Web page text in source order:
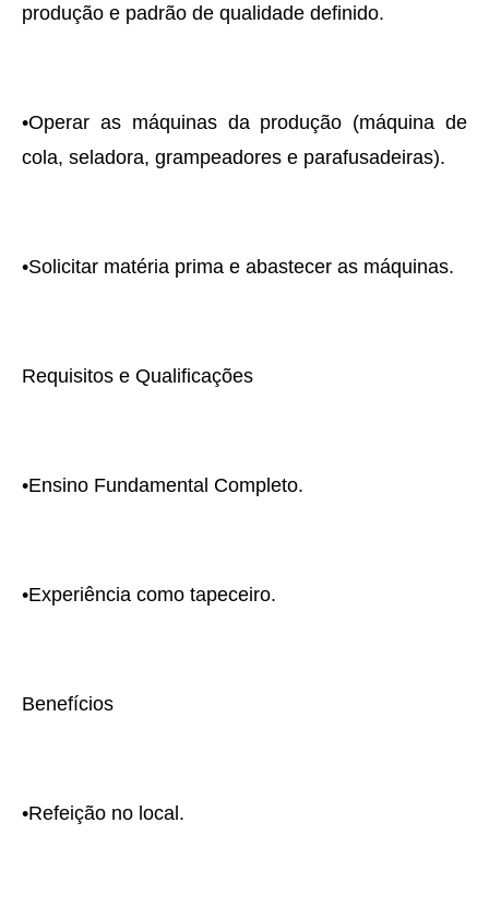
produção e padrão de qualidade definido.
•Operar as máquinas da produção (máquina de
cola, seladora, grampeadores e parafusadeiras).
•Solicitar matéria prima e abastecer as máquinas.
Requisitos e Qualificações
•Ensino Fundamental Completo.
•Experiência como tapeceiro.
Benefícios
•Refeição no local.